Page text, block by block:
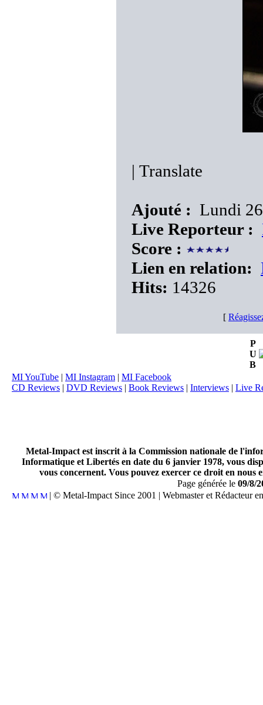
| Translate
Ajouté : Lundi
Live Reporteur :
Score :
Lien en relation:
Hits: 14326
[
P
U
B
MI YouTube | MI Instagram | MI Facebook
CD Reviews | DVD Reviews | Book Reviews | Interviews | Live
Metal-Impact est inscrit à la Commission nationale de
Informatique et Libertés en date du 6 janvier 1978, vous
vous concernent. Vous pouvez exercer ce droit en
Page générée le 09/8/
| © Metal-Impact Since 2001 | Webmaster et Rédacteur